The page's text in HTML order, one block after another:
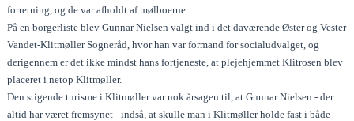
forretning, og de var afholdt af mølboerne.
På en borgerliste blev Gunnar Nielsen valgt ind i det daværende Øster og Vester
Vandet-Klitmøller Sogneråd, hvor han var formand for socialudvalget, og
derigennem er det ikke mindst hans fortjeneste, at plejehjemmet Klitrosen blev
placeret i netop Klitmøller.
Den stigende turisme i Klitmøller var nok årsagen til, at Gunnar Nielsen - der
altid har været fremsynet - indså, at skulle man i Klitmøller holde fast i både